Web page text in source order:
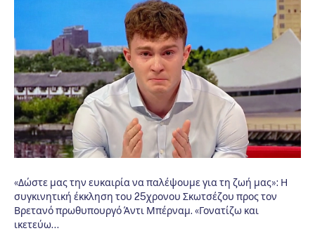
«Δώστε μας την ευκαιρία να παλέψουμε για τη ζωή μας»: Η
συγκινητική έκκληση του 25χρονου Σκωτσέζου προς τον
Βρετανό πρωθυπουργό Άντι Μπέρναμ. «Γονατίζω και
ικετεύω…